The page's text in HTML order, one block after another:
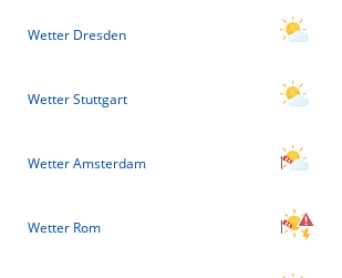
Wetter Dresden
Wetter Stuttgart
Wetter Amsterdam
Wetter Rom